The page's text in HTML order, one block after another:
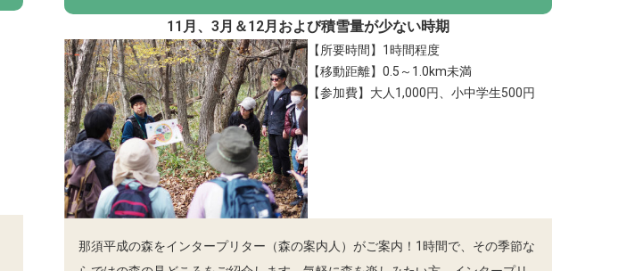
11月、3月＆12月および積雪量が少ない時期
【所要時間】1時間程度
【移動距離】0.5～1.0km未満
【参加費】大人1,000円、小中学生500円
那須平成の森をインタープリター（森の案内人）がご案内！1時間で、その季節な